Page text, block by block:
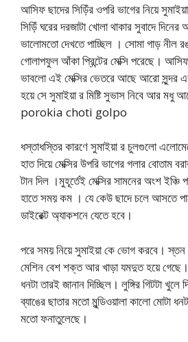
আসিফ ছাদের সিড়িঁর ওপরি ভাগের নিয়ে
সিড়িঁ ঘরের দরজাটা খোলা থাকার সুবাদে
ভালোমতো দেখতে পাচ্ছিল । সোমা গাড় নীল
গোলাপফুল আঁকা প্রিন্টের মেক্সি পরেছে।
ভাবলো এই মেক্সির ভেতরে আছে আরো সুন্দর
হয়ে সে সুমাইয়া র মিষ্টি সুভাস নিবে আর
porokia choti golpo
ধস্তাধস্তির কারণে সুমাইয়া র চুলগুলো
হাত দিয়ে মেক্সির উপরি ভাগের গলার বোতাম
টান দিল ।মুহূর্তেই মেক্সির সামনের অংশ
হাতে সময় কম । যে কেউ ছাদে চলে আসতে
ডাইরেক্ট অ্যাকশনে যেতে হবে।
পরে সময় নিয়ে সুমাইয়া কে ভোগ করবে।
মেশিন বেশ শক্ত আর খাড়া যমদুত হয়ে গেছে।
ধনটা তারই জানান দিচ্ছিল। লুঙ্গির গিটটা
ব্যাঙের ছাতার মতো মুন্ডিওয়ালা কালো মোটা
মতো ফনাতুলেছে।